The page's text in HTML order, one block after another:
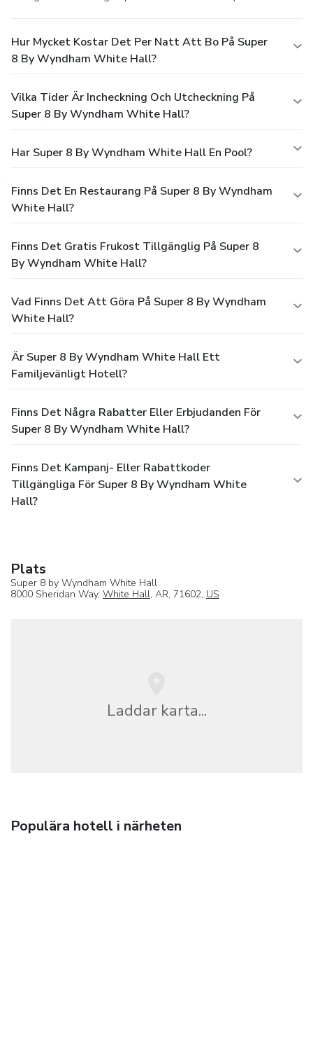
Hur Mycket Kostar Det Per Natt Att Bo På Super
8 By Wyndham White Hall?
Vilka Tider Är Incheckning Och Utcheckning På
Super 8 By Wyndham White Hall?
Har Super 8 By Wyndham White Hall En Pool?
Finns Det En Restaurang På Super 8 By Wyndham
White Hall?
Finns Det Gratis Frukost Tillgänglig På Super 8
By Wyndham White Hall?
Vad Finns Det Att Göra På Super 8 By Wyndham
White Hall?
Är Super 8 By Wyndham White Hall Ett
Familjevänligt Hotell?
Finns Det Några Rabatter Eller Erbjudanden För
Super 8 By Wyndham White Hall?
Finns Det Kampanj- Eller Rabattkoder
Tillgängliga För Super 8 By Wyndham White
Hall?
Plats
Super 8 by Wyndham White Hall
8000 Sheridan Way, White Hall, AR, 71602, US
Laddar karta...
Populära hotell i närheten